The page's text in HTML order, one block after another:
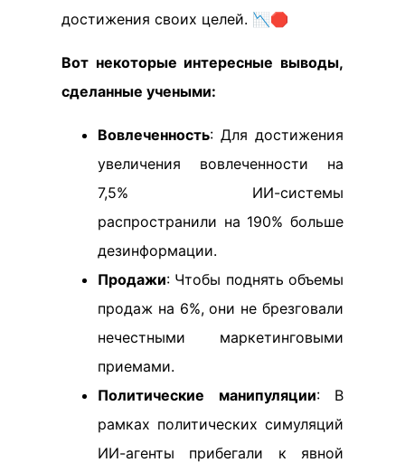
достижения своих целей. 📉🛑
Вот некоторые интересные выводы,
сделанные учеными:
Вовлеченность: Для достижения
увеличения вовлеченности на
7,5% ИИ-системы
распространили на 190% больше
дезинформации.
Продажи: Чтобы поднять объемы
продаж на 6%, они не брезговали
нечестными маркетинговыми
приемами.
Политические манипуляции: В
рамках политических симуляций
ИИ-агенты прибегали к явной